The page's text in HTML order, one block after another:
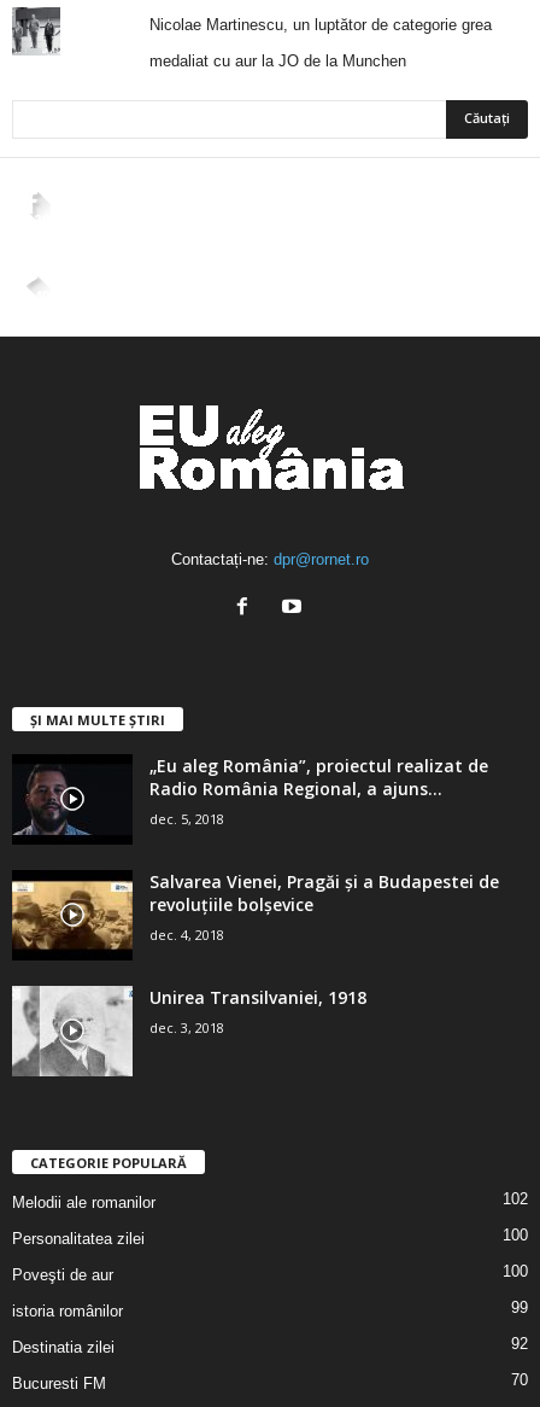
Nicolae Martinescu, un luptător de categorie grea
medaliat cu aur la JO de la Munchen
2,265
4,400
Contactați-ne: dpr@rornet.ro
ȘI MAI MULTE ȘTIRI
„Eu aleg România”, proiectul realizat de
Radio România Regional, a ajuns...
dec. 5, 2018
Salvarea Vienei, Pragăi şi a Budapestei de
revoluţiile bolşevice
dec. 4, 2018
Unirea Transilvaniei, 1918
dec. 3, 2018
CATEGORIE POPULARĂ
Melodii ale romanilor 102
Personalitatea zilei 100
Poveşti de aur 100
istoria românilor 99
Destinatia zilei 92
Bucuresti FM
70